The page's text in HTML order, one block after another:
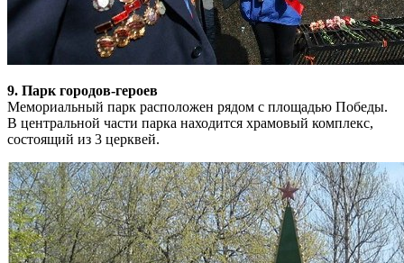
9. Парк городов-героев
Мемориальный парк расположен рядом с площадью Победы.
В центральной части парка находится храмовый комплекс,
состоящий из 3 церквей.